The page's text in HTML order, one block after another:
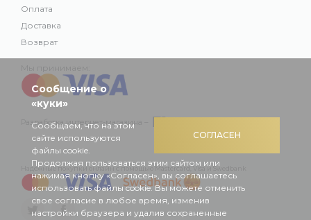
Оплата
Доставка
Возврат
Разработка интернет-магазина –
Надежные покупки онлайн с помощью Mastercard, Visa и Swedbank
СОГЛАСЕН
Сообщение о
«куки»
Сообщаем, что на этом
сайте используются
файлы cookie.
Продолжая пользоваться этим сайтом или
нажимая кнопку «Согласен», вы соглашаетесь
использовать файлы cookie. Вы можете отменить
свое согласие в любое время, изменив
настройки браузера и удалив сохраненные